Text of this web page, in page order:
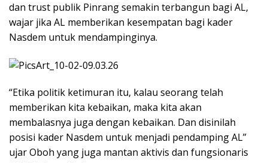
dan trust publik Pinrang semakin terbangun bagi AL,
wajar jika AL memberikan kesempatan bagi kader
Nasdem untuk mendampinginya.
“Etika politik ketimuran itu, kalau seorang telah
memberikan kita kebaikan, maka kita akan
membalasnya juga dengan kebaikan. Dan disinilah
posisi kader Nasdem untuk menjadi pendamping AL”
ujar Oboh yang juga mantan aktivis dan fungsionaris